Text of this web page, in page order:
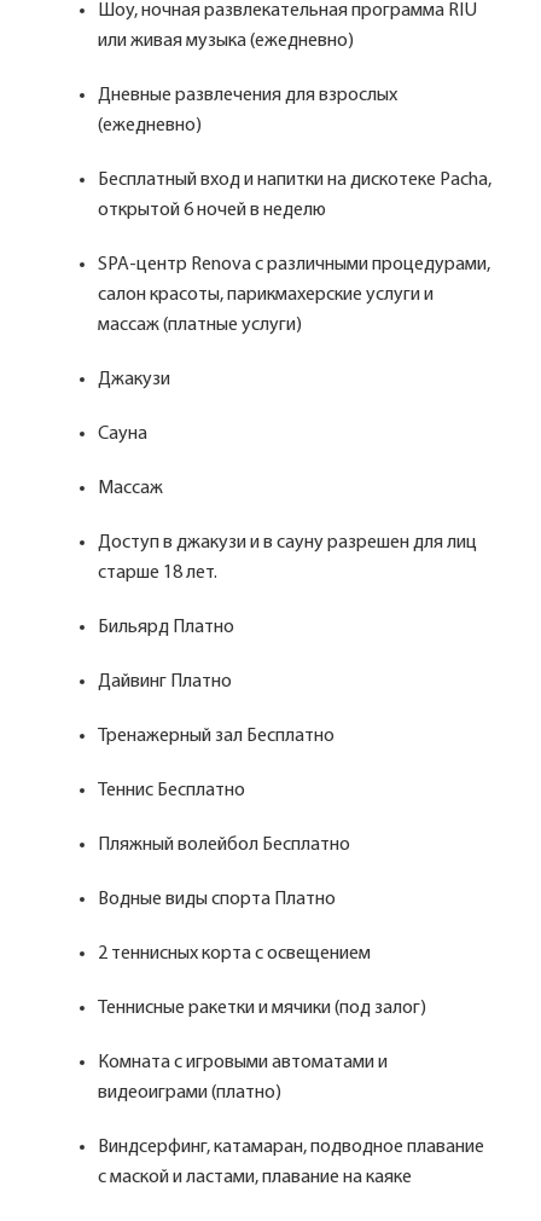
Шоу, ночная развлекательная программа RIU
или живая музыка (ежедневно)
Дневные развлечения для взрослых
(ежедневно)
Бесплатный вход и напитки на дискотеке Pacha,
открытой 6 ночей в неделю
SPA-центр Renova с различными процедурами,
салон красоты, парикмахерские услуги и
массаж (платные услуги)
Джакузи
Сауна
Массаж
Доступ в джакузи и в сауну разрешен для лиц
старше 18 лет.
Бильярд Платно
Дайвинг Платно
Тренажерный зал Бесплатно
Теннис Бесплатно
Пляжный волейбол Бесплатно
Водные виды спорта Платно
2 теннисных корта с освещением
Теннисные ракетки и мячики (под залог)
Комната с игровыми автоматами и
видеоиграми (платно)
Виндсерфинг, катамаран, подводное плавание
с маской и ластами, плавание на каяке